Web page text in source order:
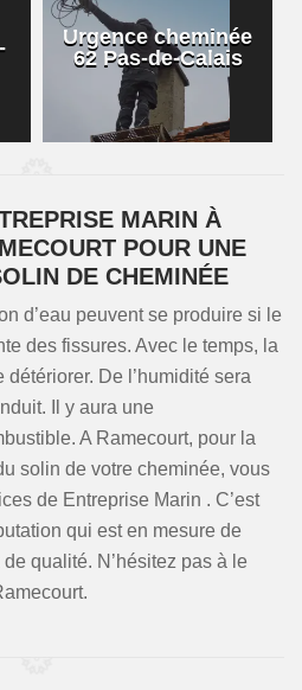
Urgence cheminée
62 Pas-de-Calais
MARIN À
POUR UNE
DE CHEMINÉE
d’eau peuvent se produire si le
des fissures. Avec le temps, la
De l’humidité sera
Il y aura une
A Ramecourt, pour la
solin de votre cheminée, vous
de Entreprise Marin . C’est
qui est en mesure de
qualité. N’hésitez pas à le